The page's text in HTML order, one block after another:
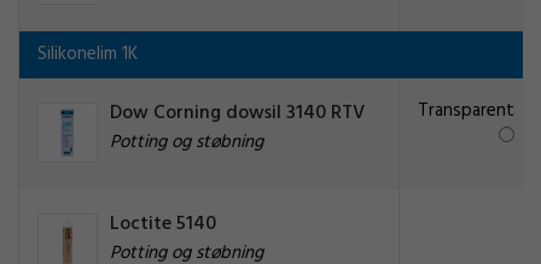
Silikonelim 1K
Dow Corning dowsil 3140 RTV
Potting og støbning
Transparent
Loctite 5140
Potting og støbning